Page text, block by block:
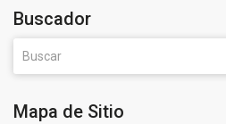
Buscador
Mapa de Sitio